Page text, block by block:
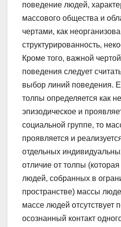
поведение людей,
массового общества и
чертами, как
структурированность,
Кроме того, важной
поведения следует
выбор линий поведения.
толпы определяется как
эпизодическое и
социальной группе, то
проявляется и
отдельных
отличие от толпы
людей, собранных в
пространстве) массы
массе людей отсутствует
осознанный контакт